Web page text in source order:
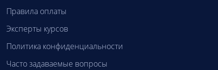
Правила оплаты
Эксперты курсов
Политика конфиденциальности
Часто задаваемые вопросы